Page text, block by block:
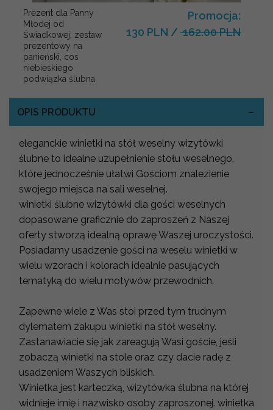
Prezent dla Panny
Młodej od
Świadkowej, zestaw
prezentowy na
panieński, cos
niebieskiego
podwiązka ślubna
Promocja:
130 PLN / 162.00 PLN
OPIS PRODUKTU
eleganckie winietki na stół weselny wizytówki
ślubne to idealne uzupełnienie stołu weselnego,
które jednocześnie ułatwi Gościom znalezienie
swojego miejsca na sali weselnej.
winietki ślubne wizytówki dla gości weselnych
dopasowane graficznie do zaproszeń z Naszej
oferty stworzą idealną oprawę Waszej uroczystości.
Posiadamy usadzenie gości na weselu winietki w
wielu wzorach i kolorach idealnie pasujących
tematyką do wielu motywów przewodnich.
Zapewne wiele z Was stoi przed tym trudnym
dylematem zakupu winietki na stół weselny.
Zastanawiacie się jak zareagują Wasi goście, jeśli
zobaczą winietki na stole oraz czy dacie radę z
usadzeniem Waszych bliskich.
Winietka jest karteczką, wizytówka ślubna na której
widnieje imię i nazwisko osoby zaproszonej. winietka